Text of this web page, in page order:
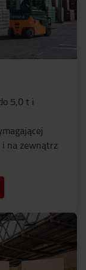
5,0 t i
i na zewnątrz